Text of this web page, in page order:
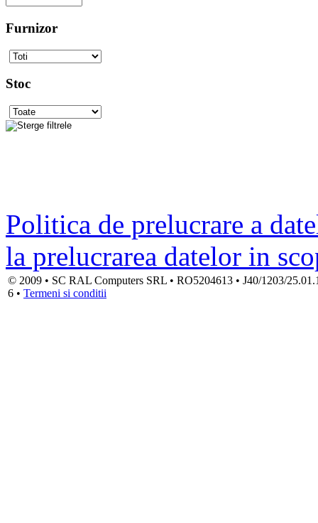
Furnizor
Stoc
Politica de prelucrare a
la prelucrarea datelor in
© 2009 • SC RAL Computers SRL • RO5204613 • J40/1203/
6 • Termeni si conditii